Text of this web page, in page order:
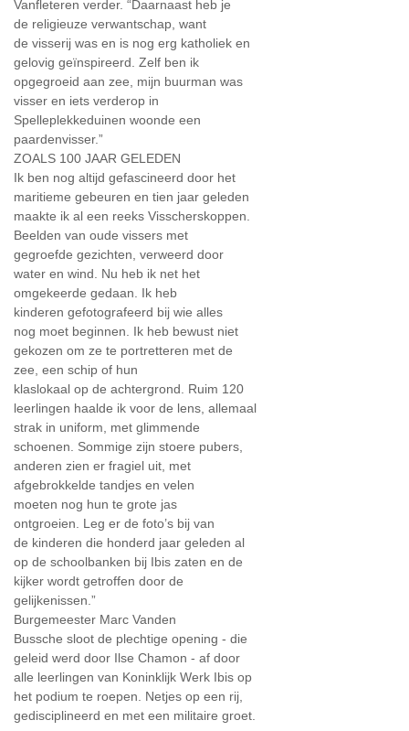
Vanfleteren verder. “Daarnaast heb je
de religieuze verwantschap, want
de visserij was en is nog erg katholiek en
gelovig geïnspireerd. Zelf ben ik
opgegroeid aan zee, mijn buurman was
visser en iets verderop in
Spelleplekkeduinen woonde een
paardenvisser.”
ZOALS 100 JAAR GELEDEN
Ik ben nog altijd gefascineerd door het
maritieme gebeuren en tien jaar geleden
maakte ik al een reeks Visscherskoppen.
Beelden van oude vissers met
gegroefde gezichten, verweerd door
water en wind. Nu heb ik net het
omgekeerde gedaan. Ik heb
kinderen gefotografeerd bij wie alles
nog moet beginnen. Ik heb bewust niet
gekozen om ze te portretteren met de
zee, een schip of hun
klaslokaal op de achtergrond. Ruim 120
leerlingen haalde ik voor de lens, allemaal
strak in uniform, met glimmende
schoenen. Sommige zijn stoere pubers,
anderen zien er fragiel uit, met
afgebrokkelde tandjes en velen
moeten nog hun te grote jas
ontgroeien. Leg er de foto’s bij van
de kinderen die honderd jaar geleden al
op de schoolbanken bij Ibis zaten en de
kijker wordt getroffen door de
gelijkenissen.”
Burgemeester Marc Vanden
Bussche sloot de plechtige opening - die
geleid werd door Ilse Chamon - af door
alle leerlingen van Koninklijk Werk Ibis op
het podium te roepen. Netjes op een rij,
gedisciplineerd en met een militaire groet.